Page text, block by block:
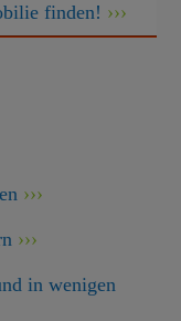
finden!
in wenigen